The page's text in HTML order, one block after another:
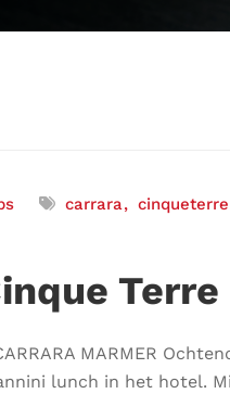
carrara cinqueterre
Terre
MARMER
lunch in het hotel.